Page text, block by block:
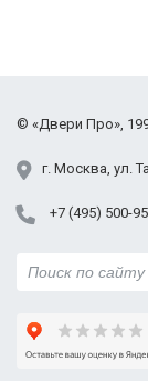
Юбилейный
г. Москва, ул.
+7 (495) 500-
© «Двери Про»,